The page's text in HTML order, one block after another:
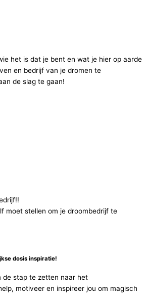
het is dat je bent en wat je hier op aarde
en bedrijf van je dromen te
de slag te gaan!
moet stellen om je droombedrijf te
dosis inspiratie!
de stap te zetten naar het
motiveer en inspireer jou om magisch